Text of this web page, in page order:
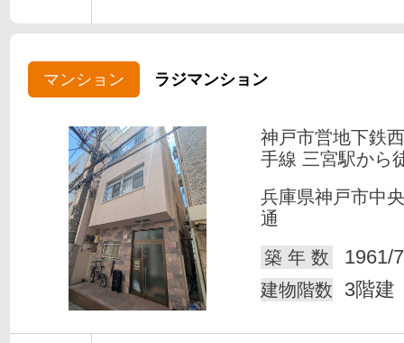
マンション ラジマンション
神戸市営地下鉄
手線 三宮駅から
兵庫県神戸市中
通
築 年 数
1961/
建物階数 3階建